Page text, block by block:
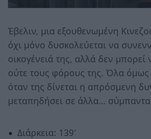
Έβελιν, μια εξουθενωμένη
όχι μόνο δυσκολεύεται να
οικογένειά της, αλλά δεν
ούτε τους φόρους της. Όλα
όταν της δίνεται η απρόσμενη
μεταπηδήσει σε άλλα…
Διάρκεια: 139′